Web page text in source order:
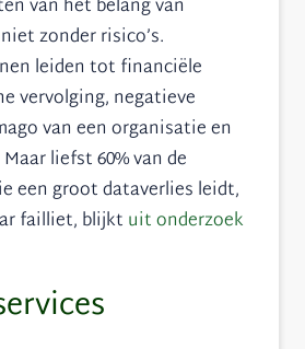
van het belang van
zonder risico’s.
leiden tot financiële
vervolging, negatieve
van een organisatie en
liefst 60% van de
een groot dataverlies leidt,
failliet, blijkt uit onderzoek